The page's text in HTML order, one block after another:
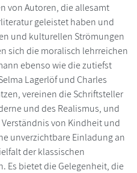
von Autoren, die allesamt
geleistet haben und
und kulturellen Strömungen
sich die moralisch lehrreichen
ebenso wie die zutiefst
Lagerlöf und Charles
vereinen die Schriftsteller
und des Realismus, und
von Kindheit und
unverzichtbare Einladung an
der klassischen
Es bietet die Gelegenheit, die